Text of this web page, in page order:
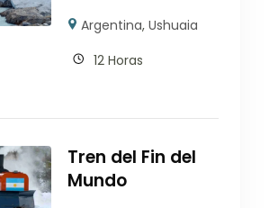
Argentina, Ushuaia
12 Horas
Tren del Fin del
Mundo